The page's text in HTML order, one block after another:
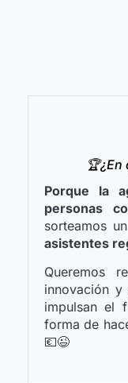
Porque la
personas
sorteamos
asistentes
Queremos
innovación
impulsan el
forma de
💶😉